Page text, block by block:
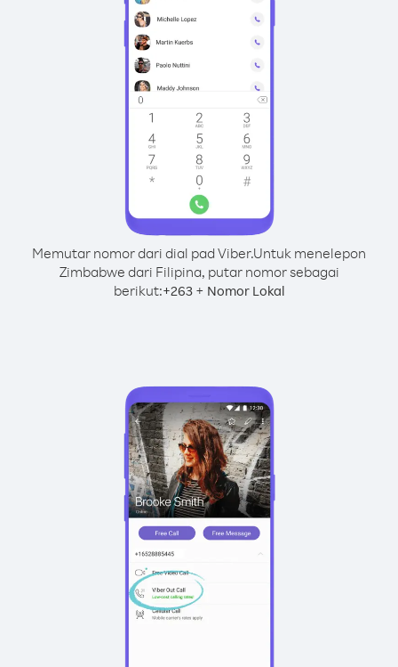
Memutar nomor dari dial pad Viber.Untuk menelepon
Zimbabwe dari Filipina, putar nomor sebagai
berikut:+263+ Nomor Lokal